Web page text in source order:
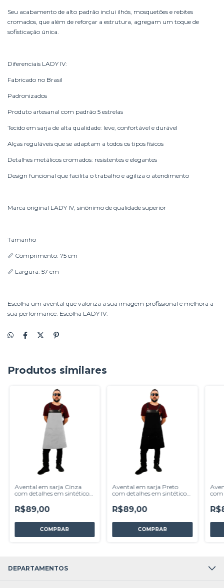
Seu acabamento de alto padrão inclui ilhós, mosquetões e rebites
cromados, que além de reforçar a estrutura, agregam um toque de
sofisticação única.
Diferenciais LADY IV:
Fabricado no Brasil
Padronizados
Produto artesanal com padrão 5 estrelas
Tecido em sarja de alta qualidade: leve, confortável e durável
Alças reguláveis que se adaptam a todos os tipos físicos
Detalhes metálicos cromados: resistentes e elegantes
Design funcional que facilita o trabalho e agiliza o atendimento
Marca original LADY IV, sinônimo de qualidade superior
Tamanho
📏 Comprimento: 75 cm
📏 Largura: 57 cm
Escolha um avental que valoriza a sua imagem profissional e melhora a
sua performance. Escolha LADY IV.
Produtos similares
Avental em sarja Cinza
com detalhes em sintético-
R$89,00
Avental em sarja Preto
com detalhes em sintético-
R$89,00
com
DEPARTAMENTOS